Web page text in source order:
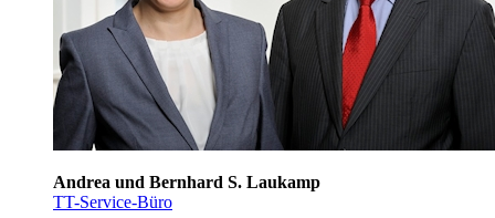
Andrea und Bernhard S. Laukamp
TT-Service-Büro